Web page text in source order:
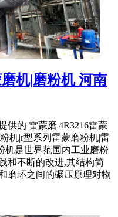
机|磨粉机 河南
供的 雷蒙磨|4R3216雷蒙
机|r型系列雷蒙磨粉机|雷
机是世界范围内工业磨粉
和不断的改进,其结构简
磨环之间的碾压原理对物